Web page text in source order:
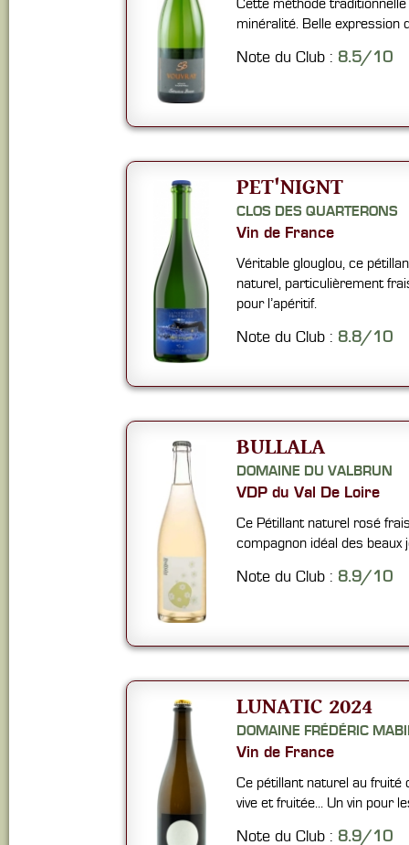
Cette méthode
minéralité. Belle expression
Note du Club : 8.5/10
PET'NIGNT
CLOS DES QUARTERONS
Vin de France
Véritable glouglou, ce
naturel, particulièrement
pour l’apéritif.
Note du Club : 8.8/10
BULLALA
DOMAINE DU VALBRUN
VDP du Val De Loire
Ce Pétillant naturel rosé
compagnon idéal des beaux
Note du Club : 8.9/10
LUNATIC 2024
DOMAINE FRÉDÉRIC
Vin de France
Ce pétillant naturel au fruité
vive et fruitée... Un vin pour
Note du Club : 8.9/10